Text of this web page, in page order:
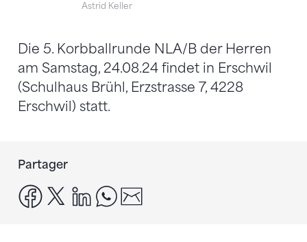
Astrid Keller
Die 5. Korbballrunde NLA/B der Herren
am Samstag, 24.08.24 findet in Erschwil
(Schulhaus Brühl, Erzstrasse 7, 4228
Erschwil) statt.
Partager
facebook
x linkedinwhatsapp